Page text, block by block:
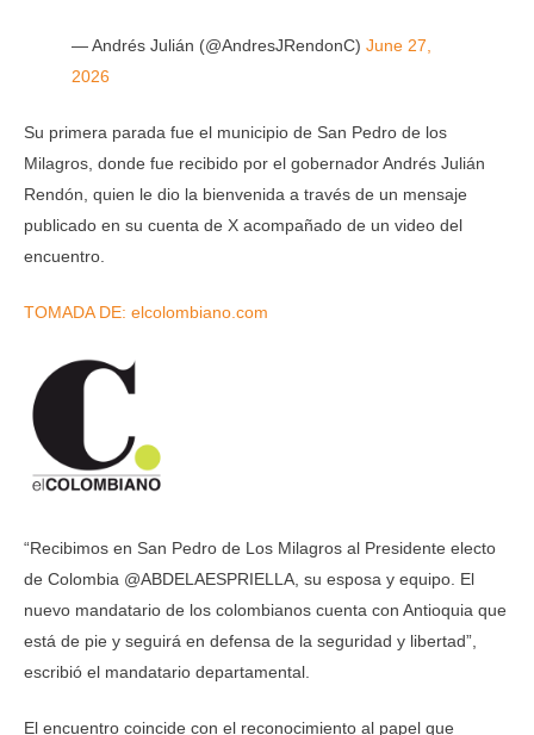
— Andrés Julián (@AndresJRendonC) June 27,
2026
Su primera parada fue el municipio de San Pedro de los
Milagros, donde fue recibido por el gobernador Andrés Julián
Rendón, quien le dio la bienvenida a través de un mensaje
publicado en su cuenta de X acompañado de un video del
encuentro.
TOMADA DE: elcolombiano.com
“Recibimos en San Pedro de Los Milagros al Presidente electo
de Colombia @ABDELAESPRIELLA, su esposa y equipo. El
nuevo mandatario de los colombianos cuenta con Antioquia que
está de pie y seguirá en defensa de la seguridad y libertad”,
escribió el mandatario departamental.
El encuentro coincide con el reconocimiento al papel que